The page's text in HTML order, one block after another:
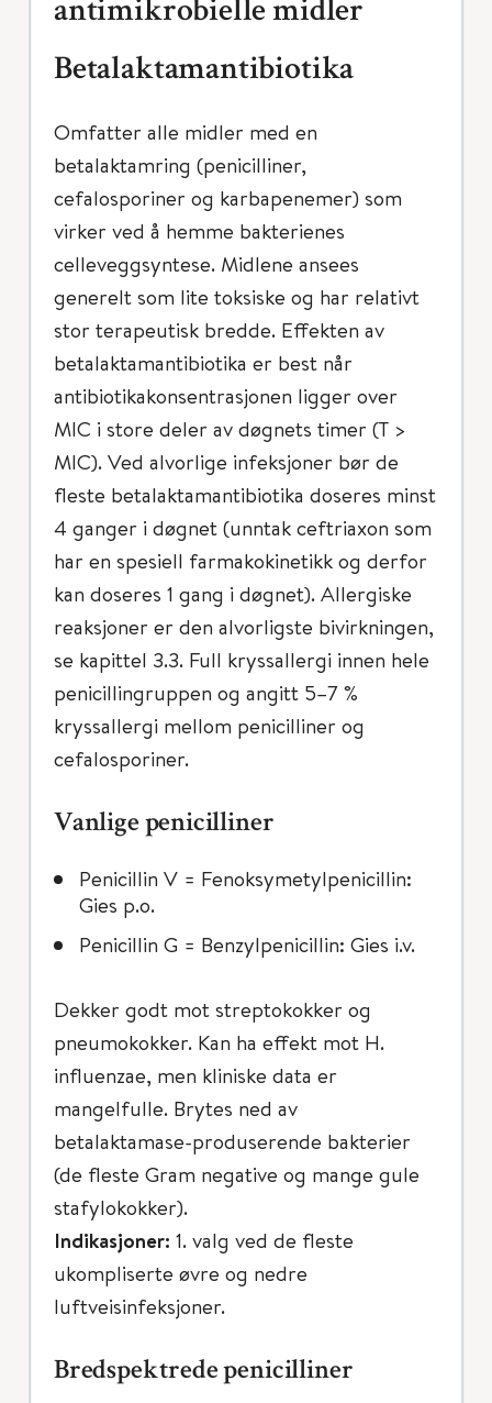
antimikrobielle midler
Betalaktamantibiotika
Omfatter alle midler med en
betalaktamring (penicilliner,
cefalosporiner og karbapenemer) som
virker ved å hemme bakterienes
celleveggsyntese. Midlene ansees
generelt som lite toksiske og har relativt
stor terapeutisk bredde. Effekten av
betalaktamantibiotika er best når
antibiotikakonsentrasjonen ligger over
MIC i store deler av døgnets timer (T >
MIC). Ved alvorlige infeksjoner bør de
fleste betalaktamantibiotika doseres minst
4 ganger i døgnet (unntak ceftriaxon som
har en spesiell farmakokinetikk og derfor
kan doseres 1 gang i døgnet). Allergiske
reaksjoner er den alvorligste bivirkningen,
se kapittel 3.3. Full kryssallergi innen hele
penicillingruppen og angitt 5–7 %
kryssallergi mellom penicilliner og
cefalosporiner.
Vanlige penicilliner
Penicillin V = Fenoksymetylpenicillin:
Gies p.o.
Penicillin G = Benzylpenicillin: Gies i.v.
Dekker godt mot streptokokker og
pneumokokker. Kan ha effekt mot H.
influenzae, men kliniske data er
mangelfulle. Brytes ned av
betalaktamase-produserende bakterier
(de fleste Gram negative og mange gule
stafylokokker).
Indikasjoner: 1. valg ved de fleste
ukompliserte øvre og nedre
luftveisinfeksjoner.
Bredspektrede penicilliner